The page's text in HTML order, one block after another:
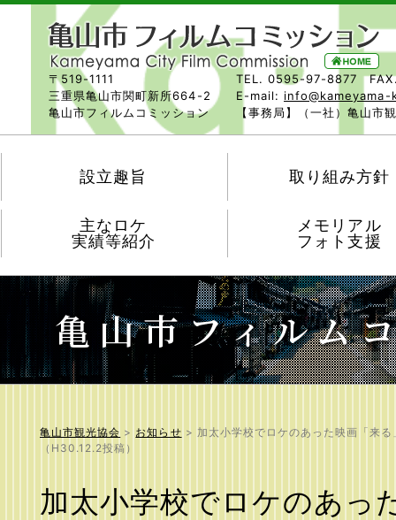
〒519-1111
三重県亀山市関町新所664-2
亀山市フィルムコミッション
TEL. 0595-97-8877
E-mail: info@kameyama-
【事務局】（一社）亀山市
設立趣旨 取り組み方針
主なロケ
実績等紹介
メモリアル
フォト支援
亀山市フィルム
亀山市観光協会 > お知らせ > 加太小学校でロケのあった映画「来
（H30.12.2投稿）
加太小学校でロケのあっ